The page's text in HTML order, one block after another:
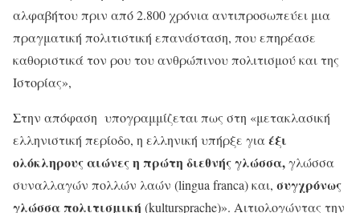
αλφαβήτου πριν από 2.800 χρόνια αντιπροσωπεύει μια
πραγματική πολιτιστική επανάσταση, που επηρέασε
καθοριστικά τον ρου του ανθρώπινου πολιτισμού και της
Ιστορίας»,
Στην απόφαση υπογραμμίζεται πως στη «μετακλασική
ελληνιστική περίοδο, η ελληνική υπήρξε γιαέξι
ολόκληρους αιώνες η πρώτη διεθνής γλώσσα,γλώσσα
συναλλαγών πολλών λαών (lingua franca) και, συγχρόνως
γλώσσα πολιτισμική (kultursprache)». Αιτιολογώντας την